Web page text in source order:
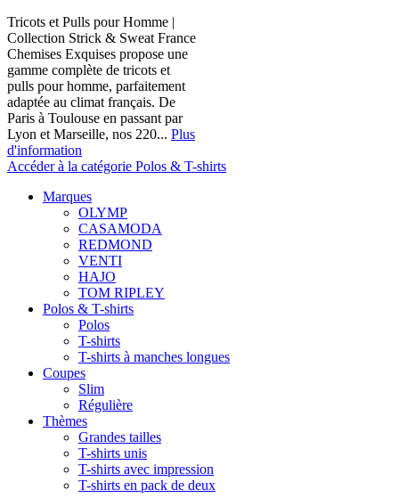
Tricots et Pulls pour Homme |
Collection Strick & Sweat France
Chemises Exquises propose une
gamme complète de tricots et
pulls pour homme, parfaitement
adaptée au climat français. De
Paris à Toulouse en passant par
Lyon et Marseille, nos 220... Plus
d'information
Accéder à la catégorie Polos & T-shirts
Marques
OLYMP
CASAMODA
REDMOND
VENTI
HAJO
TOM RIPLEY
Polos & T-shirts
Polos
T-shirts
T-shirts à manches longues
Coupes
Slim
Régulière
Thèmes
Grandes tailles
T-shirts unis
T-shirts avec impression
T-shirts en pack de deux